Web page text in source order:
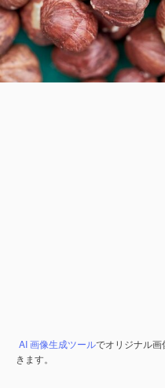
AI 画像生成ツールでオリジナル画
きます。